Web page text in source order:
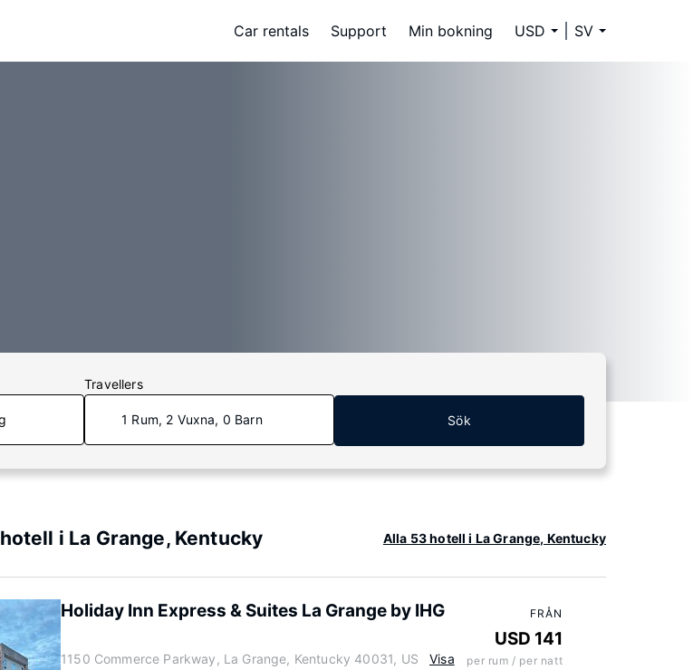
Car rentals Support Min bokning USD SV
Travellers
1 Rum, 2 Vuxna, 0 Barn Sök
i La Grange, Kentucky Alla 53 hotell i La Grange, Kentucky
Holiday Inn Express & Suites La Grange by IHG
1150 Commerce Parkway, La Grange, Kentucky 40031, US
Visa
FRÅN
USD 141
per rum / per natt